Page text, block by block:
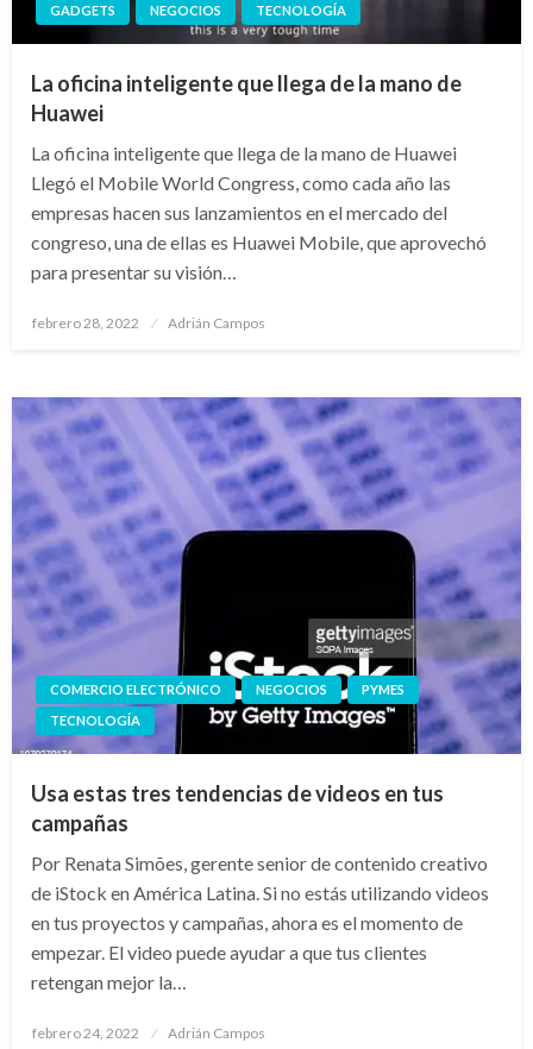
GADGETS NEGOCIOS TECNOLOGÍA
La oficina inteligente que llega de la mano de
Huawei
La oficina inteligente que llega de la mano de Huawei
Llegó el Mobile World Congress, como cada año las
empresas hacen sus lanzamientos en el mercado del
congreso, una de ellas es Huawei Mobile, que aprovechó
para presentar su visión…
Publicado
febrero 28, 2022 Adrián Campos
COMERCIO ELECTRÓNICO NEGOCIOS
PYMES
TECNOLOGÍA
Usa estas tres tendencias de videos en tus
campañas
Por Renata Simões, gerente senior de contenido creativo
de iStock en América Latina. Si no estás utilizando videos
en tus proyectos y campañas, ahora es el momento de
empezar. El video puede ayudar a que tus clientes
retengan mejor la…
Publicado
febrero 24, 2022 Adrián Campos